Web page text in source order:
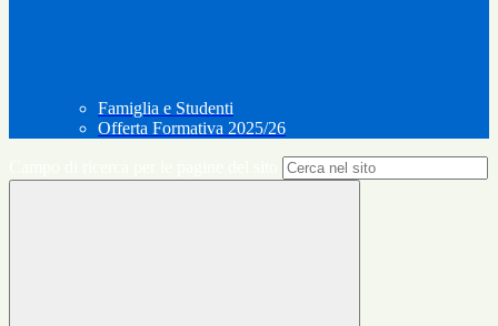
Famiglia e Studenti
Offerta Formativa 2025/26